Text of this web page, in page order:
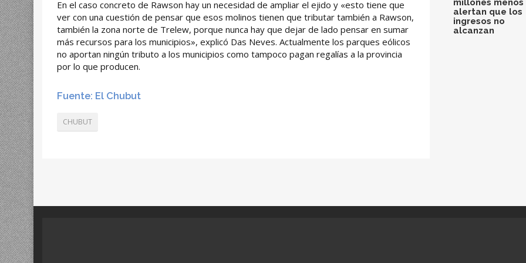
En el caso concreto de Rawson hay un necesidad de ampliar el ejido y «esto tiene que
ver con una cuestión de pensar que esos molinos tienen que tributar también a Rawson,
también la zona norte de Trelew, porque nunca hay que dejar de lado pensar en sumar
más recursos para los municipios», explicó Das Neves. Actualmente los parques eólicos
no aportan ningún tributo a los municipios como tampoco pagan regalías a la provincia
por lo que producen.
Fuente: El Chubut
CHUBUT
alertan que los
ingresos no
alcanzan